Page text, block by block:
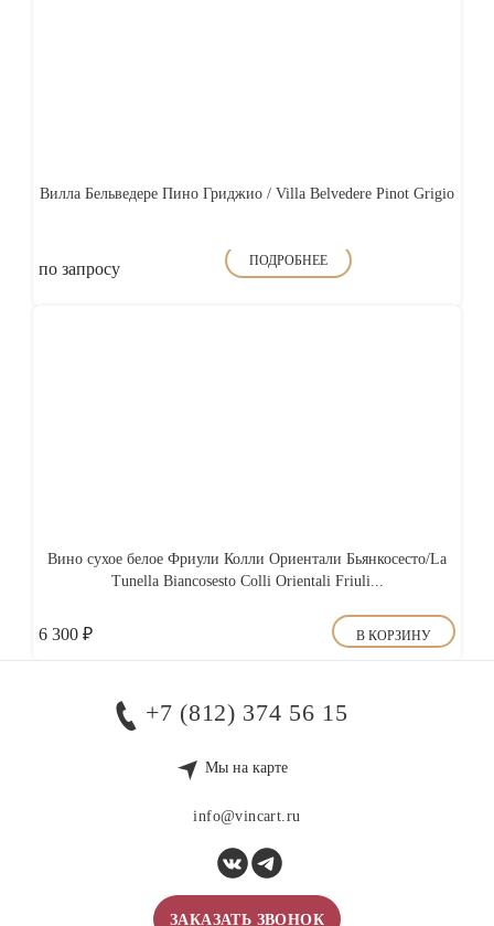
Вилла Бельведере Пино Гриджио / Villa Belvedere Pinot Grigio
по запросу ПОДРОБНЕЕ
Вино сухое белое Фриули Колли Ориентали Бьянкосесто/La
Tunella Biancosesto Colli Orientali Friuli...
6 300 ₽ В КОРЗИНУ
+7 (812) 374 56 15
Мы на карте
info@vincart.ru
ЗАКАЗАТЬ ЗВОНОК